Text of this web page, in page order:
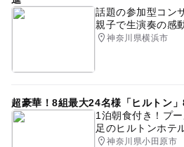
話題の参加型コン
親子で生演奏の感
神奈川県横浜市
超豪華！8組最大24名様「ヒルトン
1泊朝食付き！プ
足のヒルトンホテ
神奈川県小田原市